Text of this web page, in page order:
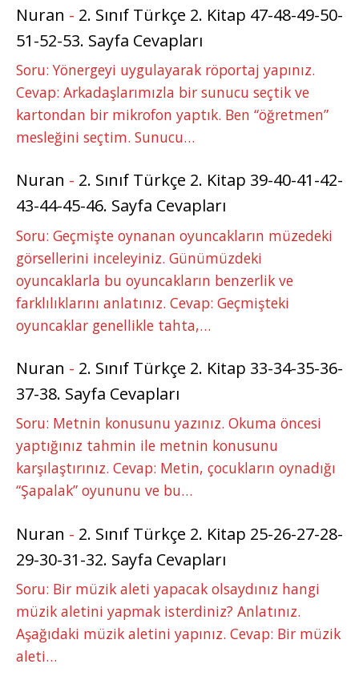
Nuran - 2. Sınıf Türkçe 2. Kitap 47-48-49-50-
51-52-53. Sayfa Cevapları
Soru: Yönergeyi uygulayarak röportaj yapınız.
Cevap: Arkadaşlarımızla bir sunucu seçtik ve
kartondan bir mikrofon yaptık. Ben “öğretmen”
mesleğini seçtim. Sunucu…
Nuran - 2. Sınıf Türkçe 2. Kitap 39-40-41-42-
43-44-45-46. Sayfa Cevapları
Soru: Geçmişte oynanan oyuncakların müzedeki
görsellerini inceleyiniz. Günümüzdeki
oyuncaklarla bu oyuncakların benzerlik ve
farklılıklarını anlatınız. Cevap: Geçmişteki
oyuncaklar genellikle tahta,…
Nuran - 2. Sınıf Türkçe 2. Kitap 33-34-35-36-
37-38. Sayfa Cevapları
Soru: Metnin konusunu yazınız. Okuma öncesi
yaptığınız tahmin ile metnin konusunu
karşılaştırınız. Cevap: Metin, çocukların oynadığı
“Şapalak” oyununu ve bu…
Nuran - 2. Sınıf Türkçe 2. Kitap 25-26-27-28-
29-30-31-32. Sayfa Cevapları
Soru: Bir müzik aleti yapacak olsaydınız hangi
müzik aletini yapmak isterdiniz? Anlatınız.
Aşağıdaki müzik aletini yapınız. Cevap: Bir müzik
aleti…